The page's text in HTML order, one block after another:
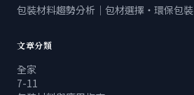
包裝材料趨勢分析｜包材選擇・環保包
文章分類
全家
7-11